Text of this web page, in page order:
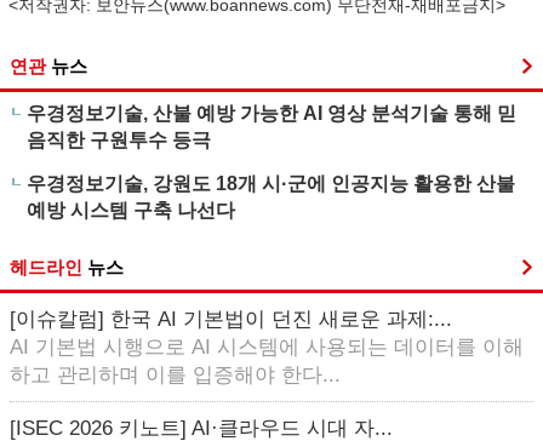
<저작권자: 보안뉴스(www.boannews.com) 무단전재-재배포금지>
연관 뉴스
우경정보기술, 산불 예방 가능한 AI 영상 분석기술 통해 믿
음직한 구원투수 등극
우경정보기술, 강원도 18개 시·군에 인공지능 활용한 산불
예방 시스템 구축 나선다
헤드라인 뉴스
[이슈칼럼] 한국 AI 기본법이 던진 새로운 과제:...
AI 기본법 시행으로 AI 시스템에 사용되는 데이터를 이해
하고 관리하며 이를 입증해야 한다...
[ISEC 2026 키노트] AI·클라우드 시대 자...